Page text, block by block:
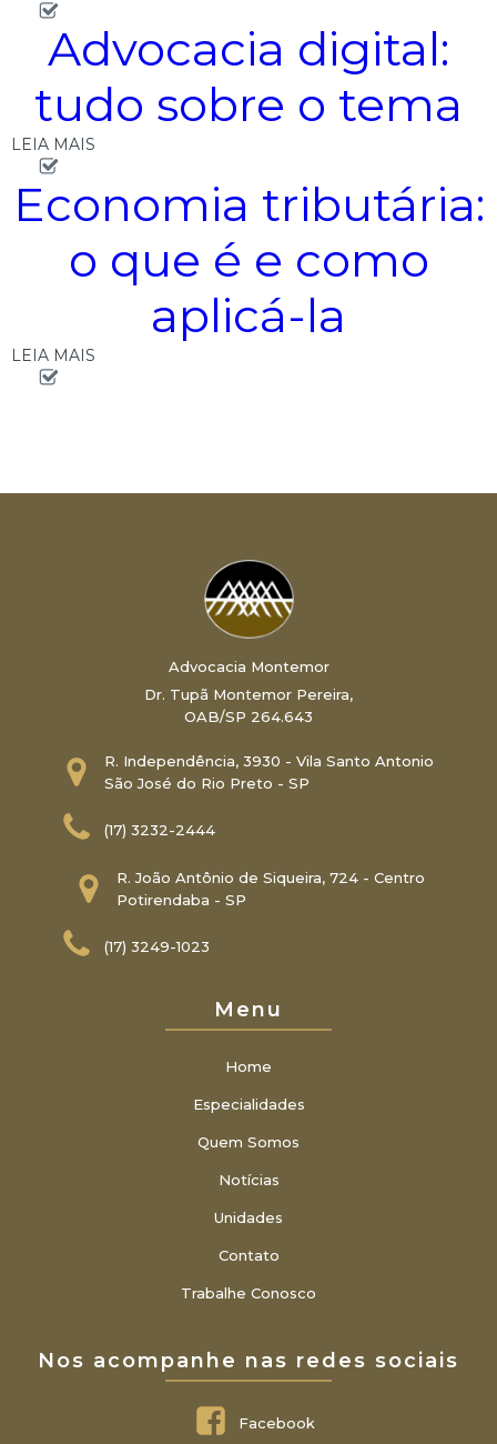
Advocacia digital:
tudo sobre o tema
LEIA MAIS
Economia tributária:
o que é e como
aplicá-la
LEIA MAIS
Advocacia Montemor
Dr. Tupã Montemor Pereira,
OAB/SP 264.643
R. Independência, 3930 - Vila Santo Antonio
São José do Rio Preto - SP
(17) 3232-2444
R. João Antônio de Siqueira, 724 - Centro
Potirendaba - SP
(17) 3249-1023
Menu
Home
Especialidades
Quem Somos
Notícias
Unidades
Contato
Trabalhe Conosco
Nos acompanhe nas redes sociais
Facebook